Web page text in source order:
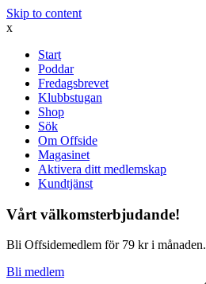
Skip to content
x
Start
Poddar
Fredagsbrevet
Klubbstugan
Shop
Sök
Om Offside
Magasinet
Aktivera ditt medlemskap
Kundtjänst
Vårt välkomsterbjudande!
Bli Offsidemedlem för 79 kr i månaden.
Bli medlem